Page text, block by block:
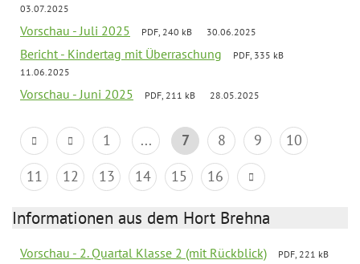
03.07.2025
Vorschau - Juli 2025 PDF, 240 kB 30.06.2025
Bericht - Kindertag mit Überraschung
PDF, 335 kB
11.06.2025
Vorschau - Juni 2025 PDF, 211 kB 28.05.2025
1 ... 7 8 9
10
11
12 13 14 15 16
Informationen aus dem Hort Brehna
Vorschau - 2. Quartal Klasse 2 (mit Rückblick)
PDF, 221 kB